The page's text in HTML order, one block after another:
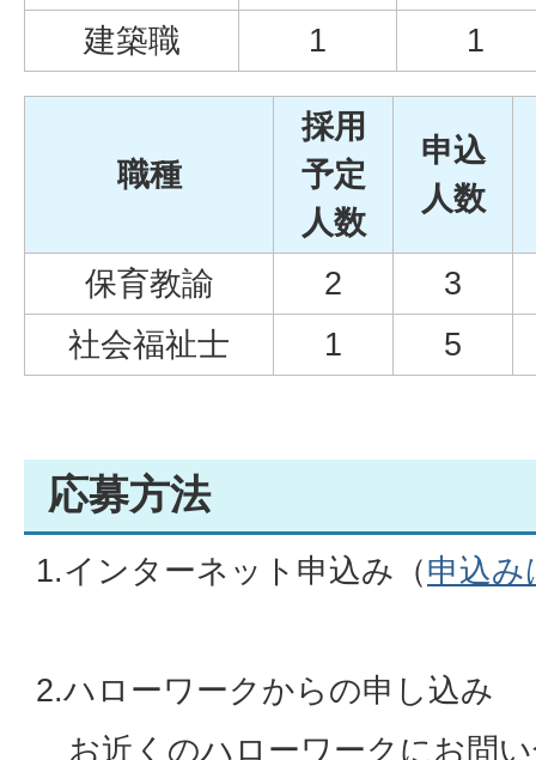
建築職
1 1
職種
採用
予定
人数
申込
人数
保育教諭 2
3
社会福祉士
1 5
応募方法
1.インターネット申込み（申込
2.ハローワークからの申し込み
お近くのハローワークにお問